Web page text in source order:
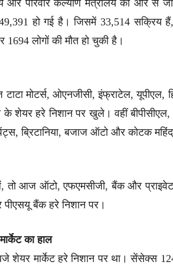
और परिवार कल्याण मंत्रालय की ओर से
हो गई है। जिसमें 33,514 सक्रिय
लोगों की मौत हो चुकी है।
मोटर्स, ओएनजीसी, इंफ्राटेल, यूपीएल,
के शेयर हरे निशान पर खुले। वहीं
ब्रिटानिया, बजाज ऑटो और कोटक
तो आज ऑटो, एफएमसीजी, बैंक और प्राइवेट
पीएसयू बैंक हरे निशान पर।
का हाल
शेयर मार्केट हरे निशान पर था। सेंसेक्स